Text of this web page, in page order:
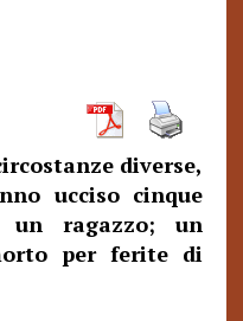
diverse,
ucciso cinque
un ragazzo; un
per ferite di